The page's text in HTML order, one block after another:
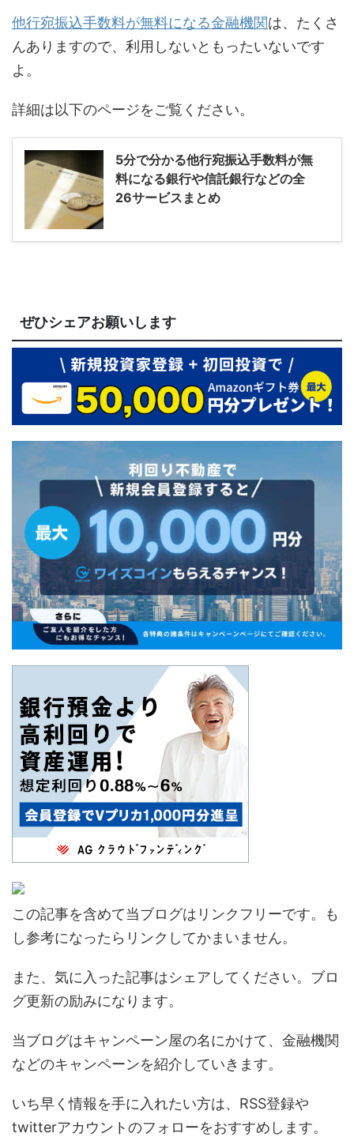
他行宛振込手数料が無料になる金融機関は、たくさ
んありますので、利用しないともったいないです
よ。
詳細は以下のページをご覧ください。
5分で分かる他行宛振込手数料が無
料になる銀行や信託銀行などの全
26サービスまとめ
ぜひシェアお願いします
この記事を含めて当ブログはリンクフリーです。も
し参考になったらリンクしてかまいません。
また、気に入った記事はシェアしてください。ブロ
グ更新の励みになります。
当ブログはキャンペーン屋の名にかけて、金融機関
などのキャンペーンを紹介していきます。
いち早く情報を手に入れたい方は、RSS登録や
twitterアカウントのフォローをおすすめします。